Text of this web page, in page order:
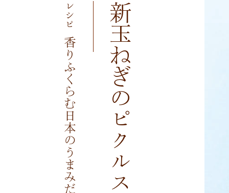
レシピ
香りふくらむ日本のうまみだし 新玉ねぎのピクルス